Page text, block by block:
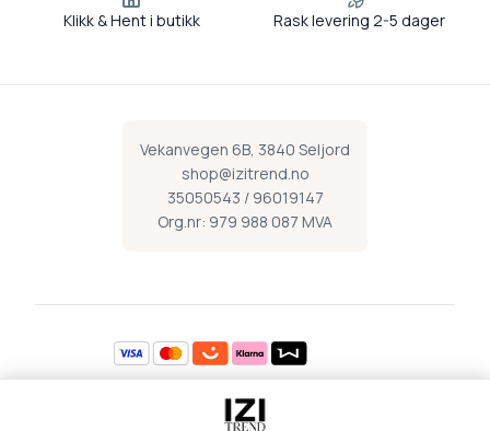
Klikk & Hent i butikk Rask levering 2-5 dager
Vekanvegen 6B, 3840 Seljord
shop@izitrend.no
35050543 / 96019147
Org.nr: 979 988 087 MVA